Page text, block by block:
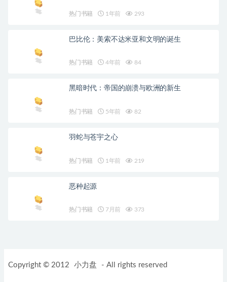
热门书籍 1年前 293
巴比伦：美索不达米亚和文明的诞生
热门书籍 4年前 84
黑暗时代：帝国的崩溃与欧洲的新生
热门书籍 5年前 82
羽蛇与苍宇之心
热门书籍 1年前 219
恶种起源
热门书籍 7月前 373
Copyright © 2012 小力盘 - All rights reserved